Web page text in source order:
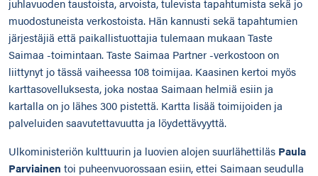
muodostuneista verkostoista. Hän kannusti sekä tapahtumien
järjestäjiä että paikallistuottajia tulemaan mukaan Taste
Saimaa -toimintaan. Taste Saimaa Partner -verkostoon on
liittynyt jo tässä vaiheessa 108 toimijaa. Kaasinen kertoi myös
karttasovelluksesta, joka nostaa Saimaan helmiä esiin ja
kartalla on jo lähes 300 pistettä. Kartta lisää toimijoiden ja
palveluiden saavutettavuutta ja löydettävyyttä.
Ulkoministeriön kulttuurin ja luovien alojen suurlähettiläs Paula
Parviainen toi puheenvuorossaan esiin, ettei Saimaan seudulla